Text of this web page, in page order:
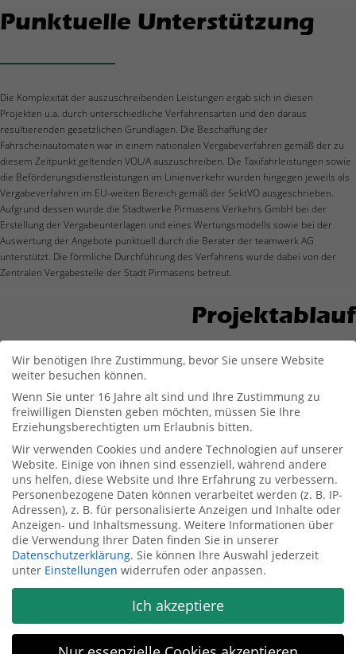
Punktuelle Unterstützung
Die Komplexität der auszuschreibenden Leistungen ergab sich in diesen
Projekten u.a. durch unterschiedliche Verfahrensarten und den daraus
resultierenden gesetzlichen Grundlagen. Die Beschaffung der
Fahrscheinautomaten war in einem nationalen Vergabeverfahren gemäß der zu
diesem Zeitpunkt geltenden VOL/A auszuschreiben. Die Taxifahrleistungen sowie
die Beförderungsdienstleistungen im Linienverkehr wurden hingegen jeweils als
Vergabeverfahren im EU-weiten Bereich gemäß der SektVO ausgeschrieben.
Aufgrund dessen wurde die Stadtwerke Pirmasens Verkehrs GmbH bei der
Erstellung der Vergabeunterlagen und eines Wertungsmodells sowie bei der
Auswertung der Angebote punktuell durch die Berater der teamwerk AG
unterstützt. Die förmliche Durchführung des Verfahrens wurde dabei von der
Zentralen Vergabestelle der Stadt Pirmasens betreut.
Projektablauf
Die Verantwortlichen der Stadtwerke sowie die zentrale Vergabestelle der Stadt
Primasens wurden über einen Zeitraum von insgesamt neun Monaten von drei
unserer Berater aus dem Bereich „Ausschreibungen & Vergabemanagement“
Auftragnehmer dabei ein einziger Projektleiter als direkter Ansprechpartner zur
Verfügung. Dadurch lag die Abstimmung und Steuerung der einzelnen Projekte in
einer Hand und konnte somit möglichst effizient ablaufen.
Die Sektorenverordnung stellt mit ihren Besonderheiten in vielen Fällen eine
Herausforderung für die Verantwortlichen in den Fachabteilungen und die
Vergabestellen dar. In Kombination mit einem komplexen
Beschaffungsgegenstand bedarf es einer genauen Leistungsbeschreibung und
passender vertraglicher Regelungen, um ein bestmögliches
Ausschreibungsergebnis zu erreichen. Teilweise fällt die Vorbereitung und
Umsetzung solcher Vergabeverfahren den Vergabestellen, zum Beispiel aufgrund
fehlender Erfahrung mit dem Beschaffungsgegenstand, schwer. Daher bietet sich
in diesen Fällen die punktuelle Unterstützung von externen Beratern an, die auf
Wir benötigen Ihre Zustimmung, bevor Sie unsere Website
weiter besuchen können.
Wenn Sie unter 16 Jahre alt sind und Ihre Zustimmung zu
freiwilligen Diensten geben möchten, müssen Sie Ihre
Erziehungsberechtigten um Erlaubnis bitten.
Wir verwenden Cookies und andere Technologien auf unserer
Website. Einige von ihnen sind essenziell, während andere
uns helfen, diese Website und Ihre Erfahrung zu verbessern.
Personenbezogene Daten können verarbeitet werden (z. B. IP-
Adressen), z. B. für personalisierte Anzeigen und Inhalte oder
Anzeigen- und Inhaltsmessung. Weitere Informationen über
die Verwendung Ihrer Daten finden Sie in unserer
Datenschutzerklärung. Sie können Ihre Auswahl jederzeit
unter Einstellungen widerrufen oder anpassen.
Ich akzeptiere